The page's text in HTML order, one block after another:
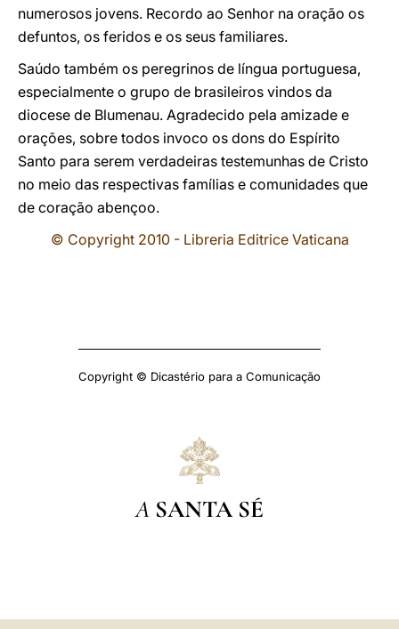
numerosos jovens. Recordo ao Senhor na oração os
defuntos, os feridos e os seus familiares.
Saúdo também os peregrinos de língua portuguesa,
especialmente o grupo de brasileiros vindos da
diocese de Blumenau. Agradecido pela amizade e
orações, sobre todos invoco os dons do Espírito
Santo para serem verdadeiras testemunhas de Cristo
no meio das respectivas famílias e comunidades que
de coração abençoo.
© Copyright 2010 - Libreria Editrice Vaticana
Copyright © Dicastério para a Comunicação
A SANTA SÉ